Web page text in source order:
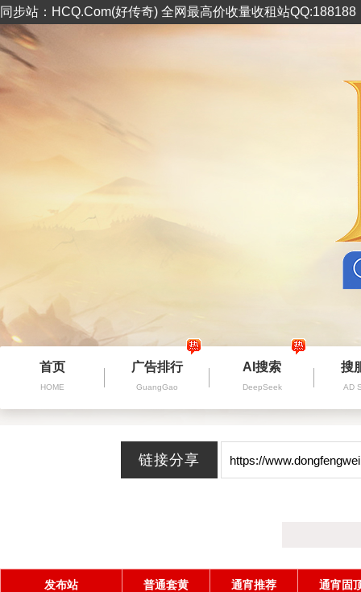
同步站：HCQ.Com(好传奇) 全网最高价收量收租站
首页
HOME
广告排行
GuangGao
AI搜索
DeepSeek
搜
AD
发布站 普通套黄 通宵推荐 通宵固